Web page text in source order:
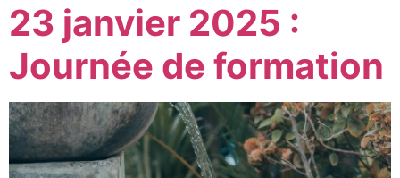
23 janvier 2025 :
Journée de formation